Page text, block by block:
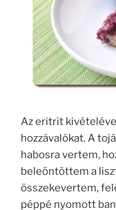
Az eritrit
hozzávalókat. A
habosra vertem,
beleöntöttem a
összekevertem,
péppé nyomott